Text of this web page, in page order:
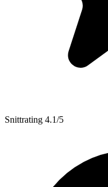
Snittrating 4.1/5